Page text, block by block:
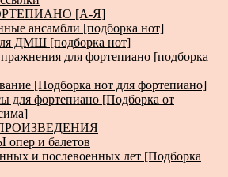
[А-Я]
ансамбли [подборка нот]
ДМШ [подборка нот]
для фортепиано [подборка
[Подборка нот для фортепиано]
для фортепиано [Подборка от
и балетов
и послевоенных лет [Подборка